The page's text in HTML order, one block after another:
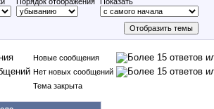
Новые сообщения
Нет новых сообщений
Тема закрыта